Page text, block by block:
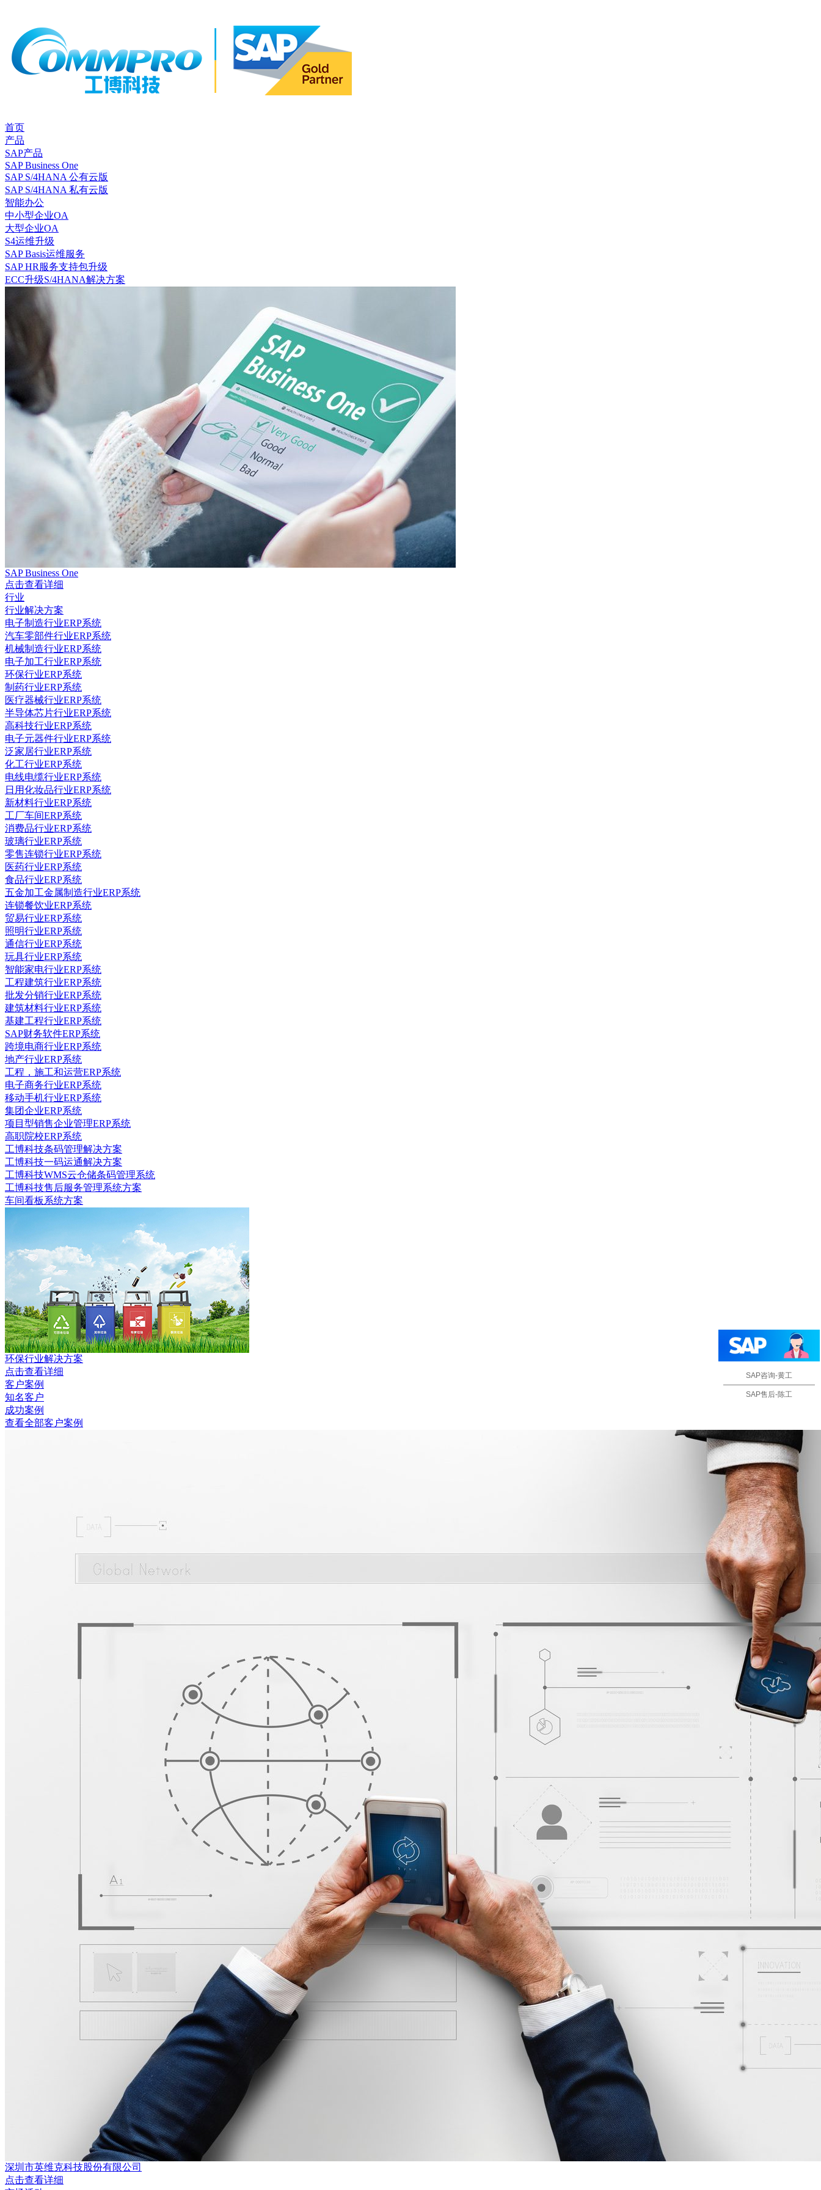
首页
产品
SAP产品
SAP Business One
SAP S/4HANA 公有云版
SAP S/4HANA 私有云版
智能办公
中小型企业OA
大型企业OA
S4运维升级
SAP Basis运维服务
SAP HR服务支持包升级
ECC升级S/4HANA解决方案
SAP Business One
点击查看详细
行业
行业解决方案
电子制造行业ERP系统
汽车零部件行业ERP系统
机械制造行业ERP系统
电子加工行业ERP系统
环保行业ERP系统
制药行业ERP系统
医疗器械行业ERP系统
半导体芯片行业ERP系统
高科技行业ERP系统
电子元器件行业ERP系统
泛家居行业ERP系统
化工行业ERP系统
电线电缆行业ERP系统
日用化妆品行业ERP系统
新材料行业ERP系统
工厂车间ERP系统
消费品行业ERP系统
玻璃行业ERP系统
零售连锁行业ERP系统
医药行业ERP系统
食品行业ERP系统
五金加工金属制造行业ERP系统
连锁餐饮业ERP系统
贸易行业ERP系统
照明行业ERP系统
通信行业ERP系统
玩具行业ERP系统
智能家电行业ERP系统
工程建筑行业ERP系统
批发分销行业ERP系统
建筑材料行业ERP系统
基建工程行业ERP系统
SAP财务软件ERP系统
跨境电商行业ERP系统
地产行业ERP系统
工程，施工和运营ERP系统
电子商务行业ERP系统
移动手机行业ERP系统
集团企业ERP系统
项目型销售企业管理ERP系统
高职院校ERP系统
工博科技条码管理解决方案
工博科技一码运通解决方案
工博科技WMS云仓储条码管理系统
工博科技售后服务管理系统方案
车间看板系统方案
环保行业解决方案
点击查看详细
客户案例
知名客户
成功案例
查看全部客户案例
深圳市英维克科技股份有限公司
点击查看详细
SAP咨询-黄工
SAP售后-陈工